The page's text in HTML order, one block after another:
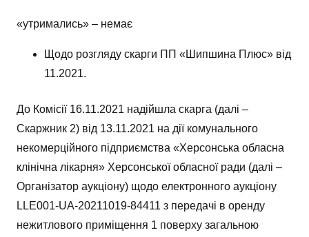
«утримались» – немає
Щодо розгляду скарги ПП «Шипшина Плюс» від
11.2021.
До Комісії 16.11.2021 надійшла скарга (далі –
Скаржник 2) від 13.11.2021 на дії комунального
некомерційного підприємства «Херсонська обласна
клінічна лікарня» Херсонської обласної ради (далі –
Організатор аукціону) щодо електронного аукціону
LLE001-UA-20211019-84411 з передачі в оренду
нежитлового приміщення 1 поверху загальною